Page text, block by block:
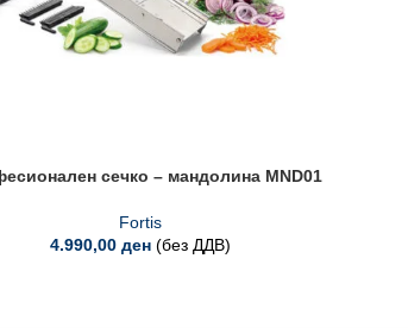
сечко – мандолина MND01
Fortis
4.990,00ден (без ДДВ)